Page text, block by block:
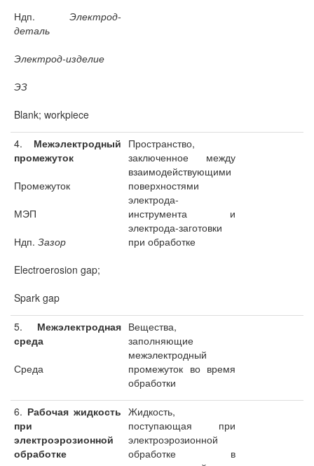
Ндп. Электрод-
деталь
Электрод-изделие
ЭЗ
Blank; workpiece
4. Межэлектродный
промежуток
Промежуток
МЭП
Ндп. Зазор
Electroerosion gap;
Spark gap
Пространство,
заключенное между
взаимодействующими
поверхностями
электрода-
инструмента и
электрода-заготовки
при обработке
5. Межэлектродная
среда
Среда
Вещества,
заполняющие
межэлектродный
промежуток во время
обработки
6. Рабочая жидкость
при
электроэрозионной
обработке
Жидкость,
поступающая при
электроэрозионной
обработке в